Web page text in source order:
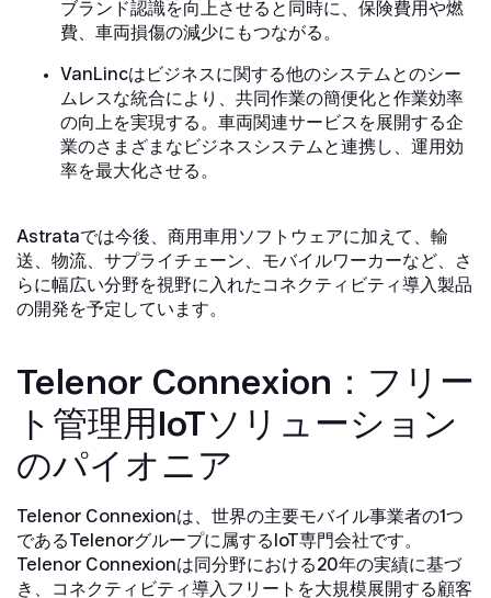
ブランド認識を向上させると同時に、保険費用や燃
費、車両損傷の減少にもつながる。
VanLincはビジネスに関する他のシステムとのシー
ムレスな統合により、共同作業の簡便化と作業効率
の向上を実現する。車両関連サービスを展開する企
業のさまざまなビジネスシステムと連携し、運用効
率を最大化させる。
Astrataでは今後、商用車用ソフトウェアに加えて、輸
送、物流、サプライチェーン、モバイルワーカーなど、さ
らに幅広い分野を視野に入れたコネクティビティ導入製品
の開発を予定しています。
Telenor Connexion：フリー
ト管理用IoTソリューション
のパイオニア
Telenor Connexionは、世界の主要モバイル事業者の1つ
であるTelenorグループに属するIoT専門会社です。
Telenor Connexionは同分野における20年の実績に基づ
き、コネクティビティ導入フリートを大規模展開する顧客